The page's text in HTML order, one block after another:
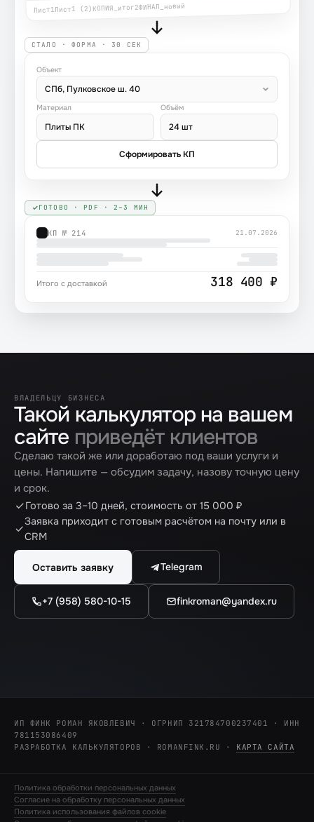
Лист1Лист1 (2)КОПИЯ_итог2ФИНАЛ_новый
СТАЛО · ФОРМА · 30 СЕК
Объект
СПб, Пулковское ш. 40
Материал
Плиты ПК
Объём
24 шт
Сформировать КП
ГОТОВО · PDF · 2–3 МИН
КП № 214 21.07.2026
Итого с доставкой 318 400 ₽
ВЛАДЕЛЬЦУ БИЗНЕСА
Такой калькулятор на вашем
сайте приведёт клиентов
Сделаю такой же или доработаю под ваши услуги и
цены. Напишите — обсудим задачу, назову точную цену
и срок.
Готово за 3–10 дней, стоимость от 15 000 ₽
Заявка приходит с готовым расчётом на почту или в
CRM
Оставить заявку Telegram
+7 (958) 580-10-15 finkroman@yandex.ru
ИП ФИНК РОМАН ЯКОВЛЕВИЧ · ОГРНИП 321784700237401 · ИНН
781153086409
РАЗРАБОТКА КАЛЬКУЛЯТОРОВ · ROMANFINK.RU
· КАРТА САЙТА
Политика обработки персональных данных
Согласие на обработку персональных данных
Политика использования файлов cookie